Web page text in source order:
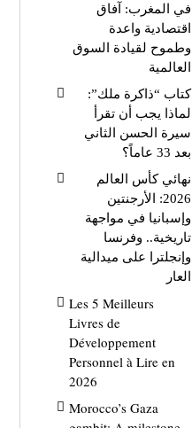
في المغرب: آفاق
اقتصادية واعدة
وطموح لقيادة السوق
العالمية
كتاب “ذاكرة ملك”:
لماذا يجب أن تقرأ
سيرة الحسن الثاني
بعد 33 عاماً؟
نهائي كأس العالم
2026: الأرجنتين
وإسبانيا في مواجهة
تاريخية.. وفرنسا
وإنجلترا على ميدالية
العار
Les 5 Meilleurs
Livres de
Développement
Personnel à Lire en
2026
Morocco’s Gaza